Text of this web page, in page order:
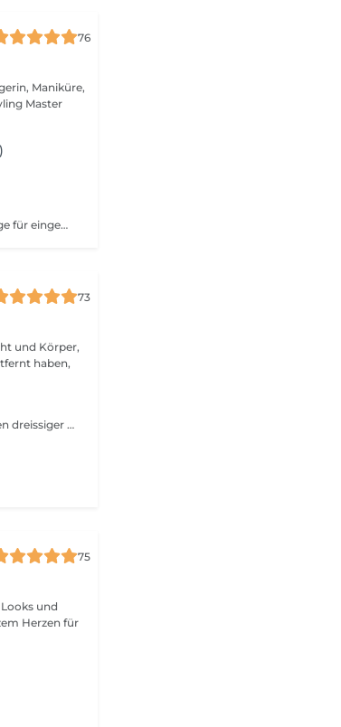
76
Maniküre,
Master
Dies ist eine ausgezeichnete Alternative zur BS Spange für eingewachsene oder rollende Nägel.
73
und Körper,
haben,
Die manuelle Lymphdrainage, kurz MLD, wurde in den dreissiger Jahren des 20. Jahrhunderts von Dr. Vodder und seiner Ehefrau in Frankreich entwickelt. Die MLD ist eine sehr sanfte Massageform zur Verbesserung des Lymphflusses. Mit rhythmischen Druckimpulsen wird der Abfluss von Gewebeflüssigkeit über das Lymph- und Venensystem gefördert. Durch diese sanfte und langsame Streichmassage sorgen spezielle Grifftechniken für das Öffnen der Abtransportkanäle, um Schwellungen zu reduzieren und Schlackenstoffe abzubauen. Nehmen Sie nach der Behandlung bitte ausreichend Flüssigkeit wie zum Beispiel stilles Mineralwasser zu sich, um den Abtransport der gelösten Lymphe zu unterstützen. Das Konzept der Lymphdrainage hat zum Ziel, das gestörte Gleichgewicht zwischen der Menge von Gewebewasser und der Leistungsfähigkeit der Lymphbahnen wiederherzustellen. Gleichzeitig wird auch das Immunsystem angeregt. Die Lymphdrainage hat eine stark entspannende, schmerzlindernde, wohltuende und beruhigende Wirkung und ist wichtig zur Anregung | Aktivierung der Immunabwehr. Sie trägt somit einen wesentlichen Teil zu Ihrer Gesundheit bei. Wirkung der Lymphdrainage: entwässert entgiftet entschlackt beruhigt stärkt das Abwehrsystem Die Lymphdrainage eignet sich vor allem für Beschwerden bei denen es zu Stauungen (Ödemen) von Lymphe oder Wasser im Gewebe kommt. Beispiele: Blutergüße, Schwellungen nach Verletzungen Zerrungen, Verstauchungen, Luxationen Kopfschmerzen, HWS-Syndrom Migräne, Rheumatische Erkrankungen Allergien Eine grosse Bedeutung hat die manuelle Lymphdrainage auch bei der Nachbehandlung operativer Eingriffe, bei denen z.B: Lymphknoten entfernt worden sind oder nach Schönheitsoperationen im Gesicht. Kontraindikationen bei Lymphdrainage Akute Entzündungen Akute allergische Reaktionen Herzschwäche Wasseransammlungen in den Beinen aufgrund einer Herzerkrankung Blutgerinnungsstörungen Zustand nach einem Blutgerinnsel in den Venen Organstörungen Leber, Nieren, Kreislauf Technik der Manuellen Lymphdrainage Grundsätzlich wird das Unterhautgewebe mit sanftem Druck massiert. Es werden für diese Manuelle Lymphdrainage verschiedene Griffe verwendet. Kreisbewegungen Pump- und Zupfgriffe mit Hilfe von Daumen und Finger sogenannte Schröpfgriffe Drehgriffe, bei denen die Haut gegen die Unterhaut verschoben wird
75